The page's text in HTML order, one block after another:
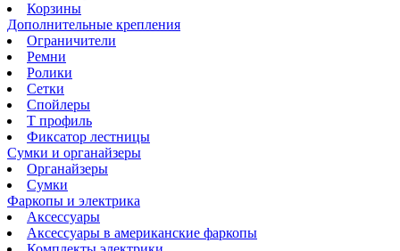
Корзины
Дополнительные крепления
Ограничители
Ремни
Ролики
Сетки
Спойлеры
Т профиль
Фиксатор лестницы
Сумки и органайзеры
Органайзеры
Сумки
Фаркопы и электрика
Аксессуары
Аксессуары в американские фаркопы